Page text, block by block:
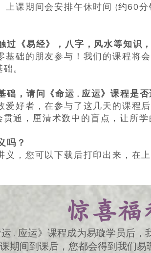
上课期间会安排午休时间 (约60
过《易经》，八字，风水等知识
基础的朋友参与！我们的课程将
础。
础，请问《命运 . 应运》课程是否
爱好者，在参与了这几天的课程
通，厘清术数中的盲点，让所
吗？
义，您可以下载后打印出来，在
惊喜福
. 应运》课程成为易璇学员后，
期间到课后，您都会得到我们易